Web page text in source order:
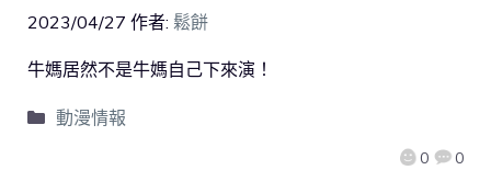
2023/04/27 作者: 鬆餅
0 0
牛媽居然不是牛媽自己下來演！
動漫情報